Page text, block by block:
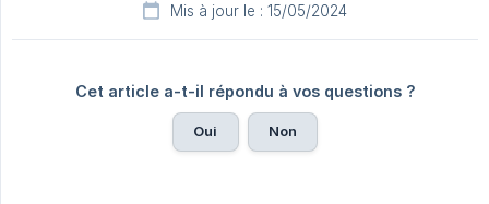
Mis à jour le : 15/05/2024
Cet article a-t-il répondu à vos questions ?
Oui Non